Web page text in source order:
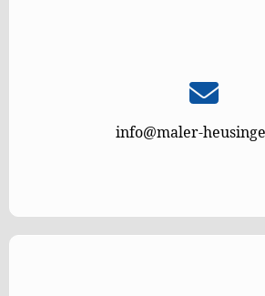
info@maler-